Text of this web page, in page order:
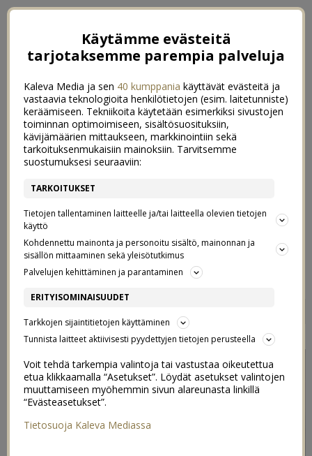
MITEN TEILLÄ SÄÄSTETÄÄN SÄHKÖÄ?
VEGAANISET PIKKUJOULUT
12/12/2016
Käytämme evästeitä
tarjotaksemme parempia palveluja
Kaleva Media ja sen 40 kumppania käyttävät evästeitä ja
vastaavia teknologioita henkilötietojen (esim. laitetunniste)
keräämiseen. Tekniikoita käytetään esimerkiksi sivustojen
toiminnan optimoimiseen, sisältösuosituksiin,
kävijämäärien mittaukseen, markkinointiin sekä
tarkoituksenmukaisiin mainoksiin. Tarvitsemme
suostumuksesi seuraaviin:
TARKOITUKSET
Tietojen tallentaminen laitteelle ja/tai laitteella olevien tietojen
käyttö
Kohdennettu mainonta ja personoitu sisältö, mainonnan ja
sisällön mittaaminen sekä yleisötutkimus
Palvelujen kehittäminen ja parantaminen
ERITYISOMINAISUUDET
Tarkkojen sijaintitietojen käyttäminen
Tunnista laitteet aktiivisesti pyydettyjen tietojen perusteella
Voit tehdä tarkempia valintoja tai vastustaa oikeutettua
etua klikkaamalla “Asetukset”. Löydät asetukset valintojen
muuttamiseen myöhemmin sivun alareunasta linkillä
“Evästeasetukset”.
Tietosuoja Kaleva Mediassa